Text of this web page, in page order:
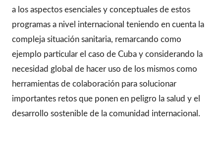
a los aspectos esenciales y conceptuales de estos
programas a nivel internacional teniendo en cuenta la
compleja situación sanitaria, remarcando como
ejemplo particular el caso de Cuba y considerando la
necesidad global de hacer uso de los mismos como
herramientas de colaboración para solucionar
importantes retos que ponen en peligro la salud y el
desarrollo sostenible de la comunidad internacional.